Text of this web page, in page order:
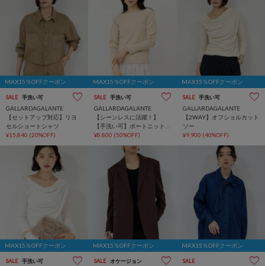
MAX15％OFFクーポン
SALE 手洗い可
GALLARDAGALANTE
【セットアップ対応】リヨ
セルショートシャツ
¥15,840 (20%OFF)
MAX15％OFFクーポン
SALE 手洗い可
GALLARDAGALANTE
【シーンレスに活躍！】
【手洗い可】ボートニット
プルオーバー
¥8,800 (50%OFF)
MAX15％OFFクーポン
SALE 手洗い可
GALLARDAGALANTE
【2WAY】オフショルカット
ソー
¥9,900 (40%OFF)
MAX15％OFFクーポン
SALE 手洗い可
MAX15％OFFクーポン
SALE オケージョン
MAX15％OFFクーポン
SALE